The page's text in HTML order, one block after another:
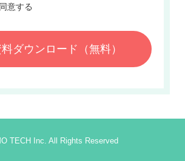
意する
料ダウンロード （無料）
TECH Inc. All Rights Reserved